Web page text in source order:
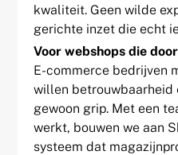
kwaliteit. Geen wilde
gerichte inzet die echt
Voor webshops die
E-commerce bedrijven
willen betrouwbaarheid
gewoon grip. Met een
werkt, bouwen we aan
systeem dat